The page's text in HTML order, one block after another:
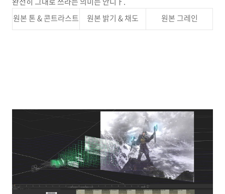
원본 톤 & 콘트라스트
원본 밝기 & 채도 원본 그레인